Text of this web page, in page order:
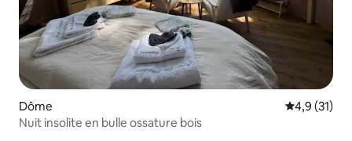
Dôme Évaluation
4,9 (31)
Nuit insolite en bulle ossature bois